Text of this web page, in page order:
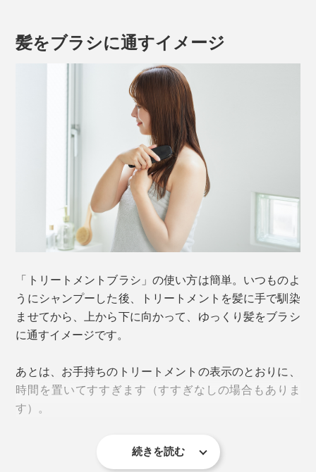
試験はダメージなしの髪を使用しており、すべての方に同様の結果が得られると
いう訳ではありません
せっかくのトリートメントを無駄なく使うためにも、
「トリートメントブラシ」をおすすめします。
ブラシを髪に通すことで、1回あたり下記３段階の技が
使われています。
外側２列の硬めのピンで、髪を小分けにする（コ
ーミング）。
内側４列のソフトな極細ピンでトリートメント剤
を均一にならす（タッピング）。
髪を小分けの束に戻し、ピンで圧をかけてトリー
トメントを浸透させる（コーミング）。
髪をブラシに通すイメージ
「トリートメントブラシ」の使い方は簡単。いつものよ
うにシャンプーした後、トリートメントを髪に手で馴染
ませてから、上から下に向かって、ゆっくり髪をブラシ
に通すイメージです。
あとは、お手持ちのトリートメントの表示のとおりに、
時間を置いてすすぎます（すすぎなしの場合もありま
す）。
トリートメントのほか、コンディショナーやリンス、お
続きを読む